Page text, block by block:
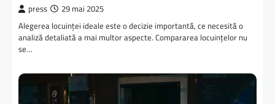
press 29 mai 2025
Alegerea locuinței ideale este o decizie importantă, ce necesită o
analiză detaliată a mai multor aspecte. Compararea locuințelor nu
se…